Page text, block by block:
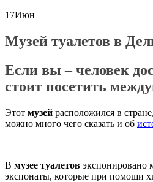
17Июн
Музей туалетов в
Если вы – человек
стоит посетить
Этот музей расположился в
можно много чего сказать и об
В музее туалетов экспонировано
экспонаты, которые при помощи